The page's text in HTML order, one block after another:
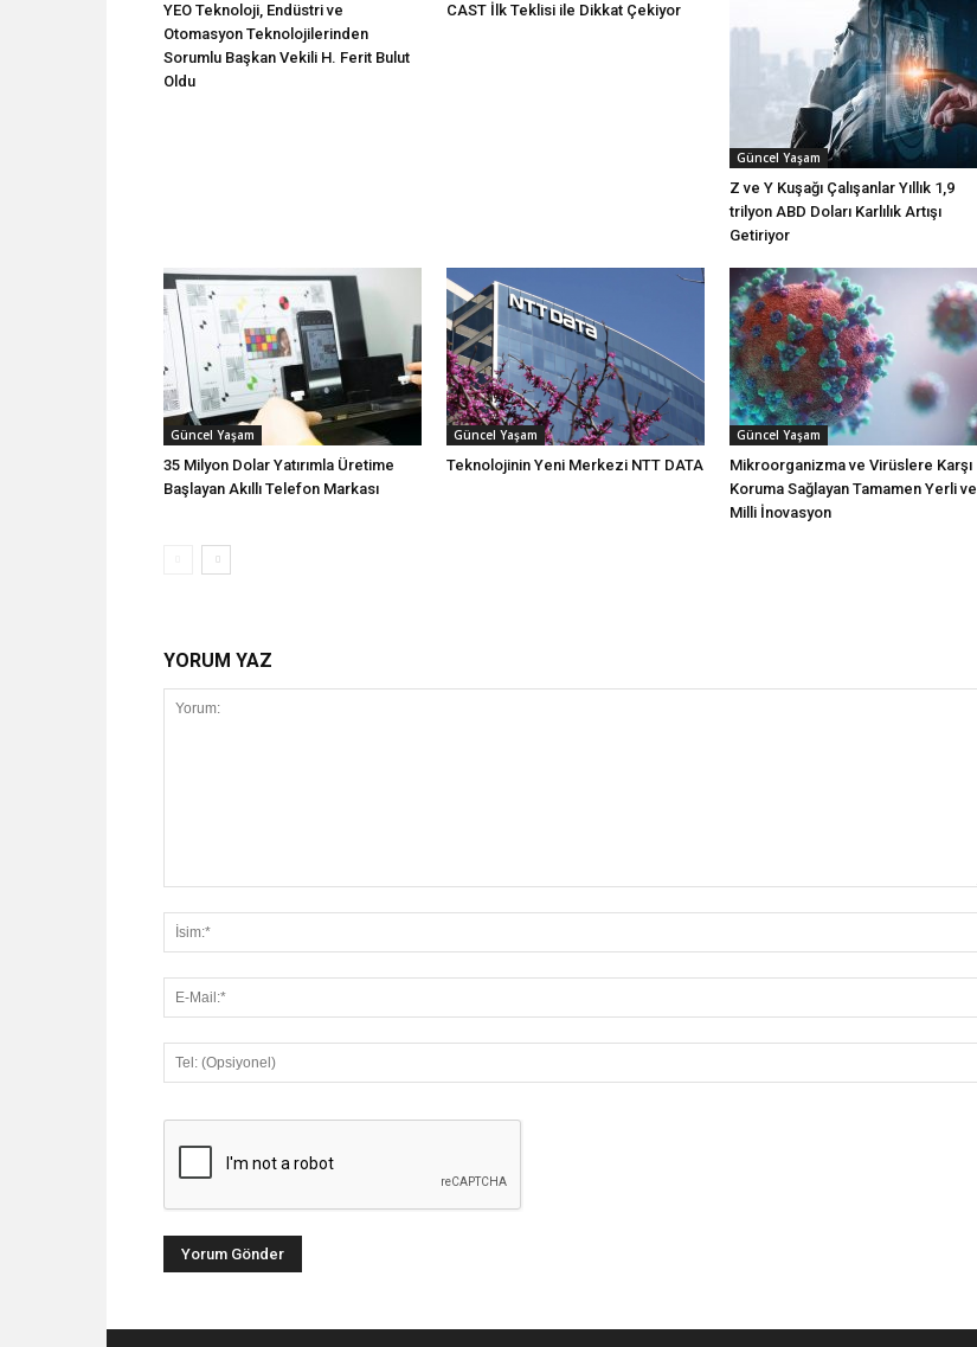
YEO Teknoloji, Endüstri ve
Otomasyon Teknolojilerinden
Sorumlu Başkan Vekili H. Ferit Bulut
Oldu
CAST İlk Teklisi ile Dikkat Çekiyor
Güncel Yaşam
Z ve Y Kuşağı Çalışanlar Yıllık 1,9
trilyon ABD Doları Karlılık Artışı
Getiriyor
Güncel Yaşam
35 Milyon Dolar Yatırımla Üretime
Başlayan Akıllı Telefon Markası
Güncel Yaşam
Teknolojinin Yeni Merkezi NTT DATA
Güncel Yaşam
Mikroorganizma ve Virüslere Karşı
Koruma Sağlayan Tamamen Yerli ve
Milli İnovasyon
YORUM YAZ